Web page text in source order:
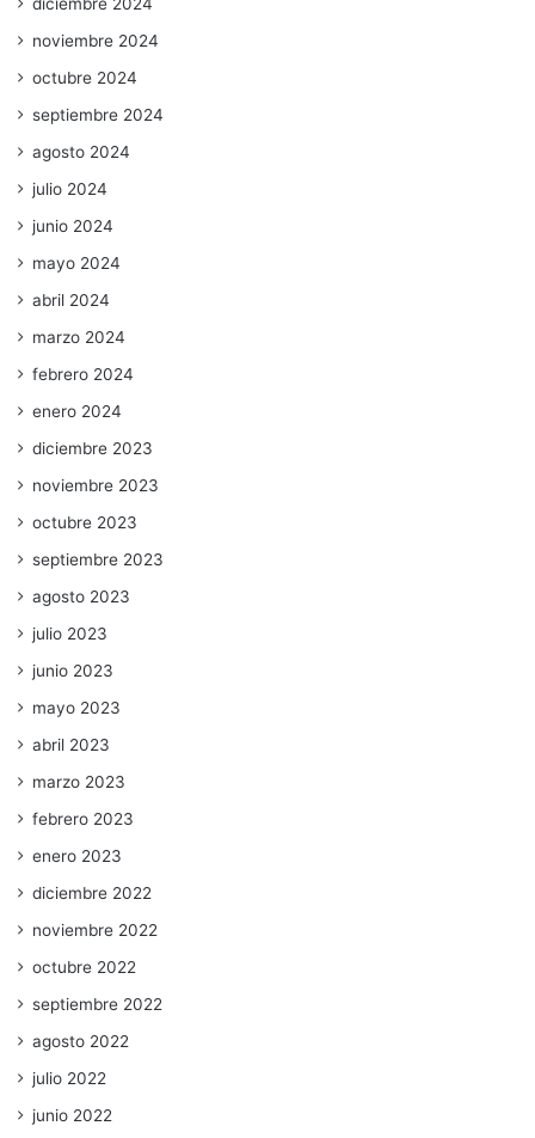
diciembre 2024
noviembre 2024
octubre 2024
septiembre 2024
agosto 2024
julio 2024
junio 2024
mayo 2024
abril 2024
marzo 2024
febrero 2024
enero 2024
diciembre 2023
noviembre 2023
octubre 2023
septiembre 2023
agosto 2023
julio 2023
junio 2023
mayo 2023
abril 2023
marzo 2023
febrero 2023
enero 2023
diciembre 2022
noviembre 2022
octubre 2022
septiembre 2022
agosto 2022
julio 2022
junio 2022